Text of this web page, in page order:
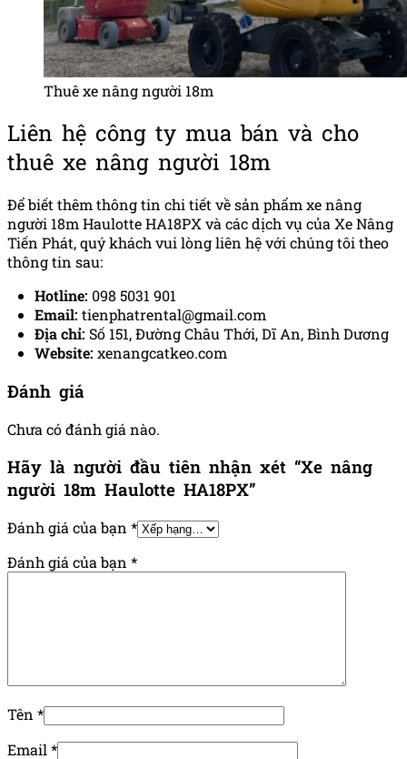
Thuê xe nâng người 18m
Liên hệ công ty mua bán và cho
thuê xe nâng người 18m
Để biết thêm thông tin chi tiết về sản phẩm xe nâng
người 18m Haulotte HA18PX và các dịch vụ của Xe Nâng
Tiến Phát, quý khách vui lòng liên hệ với chúng tôi theo
thông tin sau:
Hotline: 098 5031 901
Email: tienphatrental@gmail.com
Địa chỉ: Số 151, Đường Châu Thới, Dĩ An, Bình Dương
Website: xenangcatkeo.com
Đánh giá
Chưa có đánh giá nào.
Hãy là người đầu tiên nhận xét “Xe nâng
người 18m Haulotte HA18PX”
Đánh giá của bạn *
Đánh giá của bạn *
Tên *
Email *